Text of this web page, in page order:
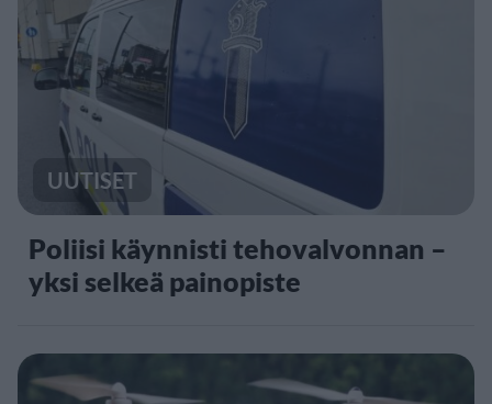
UUTISET
Poliisi käynnisti tehovalvonnan –
yksi selkeä painopiste